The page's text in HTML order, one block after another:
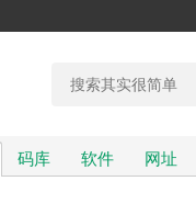
码库 软件 网址